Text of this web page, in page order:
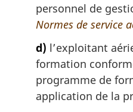
personnel de
Normes de service
d) l’exploitant
formation
programme de
application de la